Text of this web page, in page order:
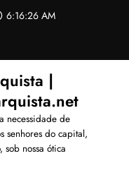
6:16:28 AM
|
necessidade de
senhores do capital,
nossa ótica